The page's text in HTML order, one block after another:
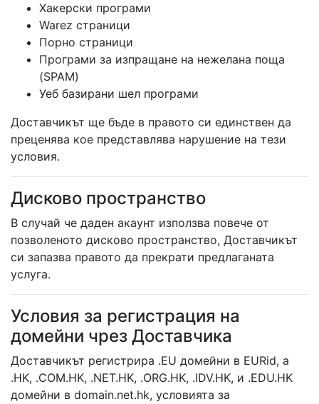
Хакерски програми
Warez страници
Порно страници
Програми за изпращане на нежелана поща
(SPAM)
Уеб базирани шел програми
Доставчикът ще бъде в правото си единствен да
преценява кое представлява нарушение на тези
условия.
Дисково пространство
В случай че даден акаунт използва повече от
позволеното дисково пространство, Доставчикът
си запазва правото да прекрати предлаганата
услуга.
Условия за регистрация на
домейни чрез Доставчика
Доставчикът регистрира .EU домейни в EURid, а
.HK, .COM.HK, .NET.HK, .ORG.HK, .IDV.HK, и .EDU.HK
домейни в domain.net.hk, условията за